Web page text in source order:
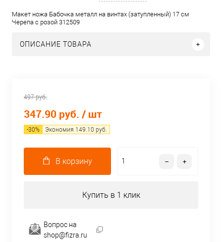
Макет ножа Бабочка металл на винтах (затупленный) 17 см
Черепа с розой 312509
ОПИСАНИЕ ТОВАРА
497 руб.
347.90 руб. / шт
-30% Экономия 149.10 руб.
В корзину
Купить в 1 клик
Вопрос на
shop@fizra.ru